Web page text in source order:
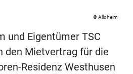
Alloheim
und Eigentümer TSC
den Mietvertrag für die
Residenz Westhusen